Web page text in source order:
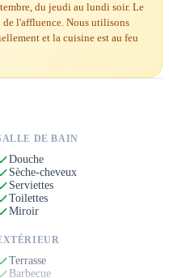
l'histoire du château et faire
chacun voyage à son
de vins, découverte du
aux collines.
et créer de beaux
? Voir nos voyageurs
d'avoir été accueillis
simples visiteurs.
du jeudi au lundi soir. Le
l'affluence. Nous utilisons
et la cuisine est au feu
DE BAIN
Douche
Sèche-cheveux
Serviettes
Toilettes
Miroir
Terrasse
Barbecue